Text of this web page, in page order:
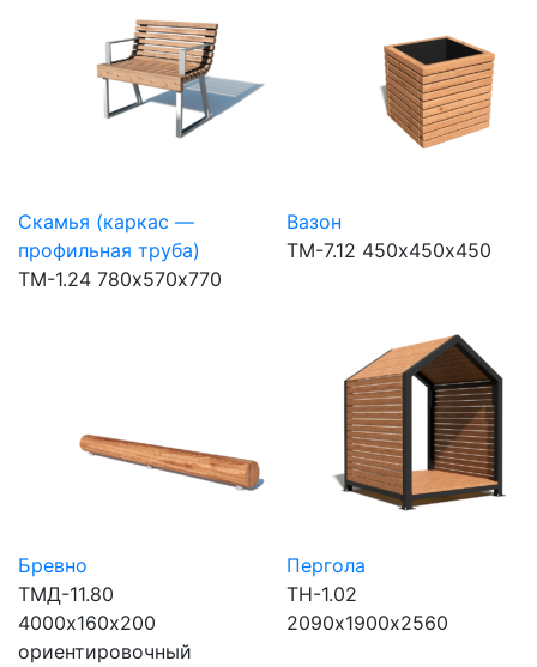
Скамья (каркас —
профильная труба)
ТМ-1.24 780х570х770
Вазон
ТМ-7.12 450х450х450
Бревно
ТМД-11.80
4000х160х200
ориентировочный
Пергола
ТН-1.02
2090х1900х2560